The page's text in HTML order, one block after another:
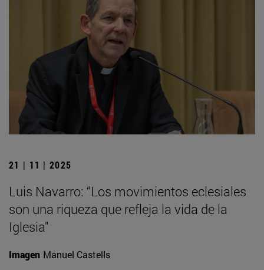
21 | 11 | 2025
Luis Navarro: “Los movimientos eclesiales
son una riqueza que refleja la vida de la
Iglesia"
Imagen Manuel Castells